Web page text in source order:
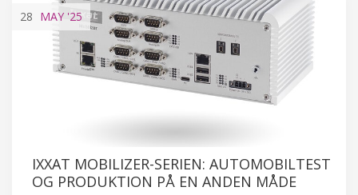
28 MAY'25
IXXAT MOBILIZER-SERIEN: AUTOMOBILTEST
OG PRODUKTION PÅ EN ANDEN MÅDE